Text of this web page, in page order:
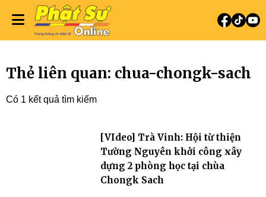
Thẻ liên quan: chua-chongk-sach
Có 1 kết quả tìm kiếm
[VIdeo] Trà Vinh: Hội từ thiện
Tường Nguyên khởi công xây
dựng 2 phòng học tại chùa
Chongk Sach